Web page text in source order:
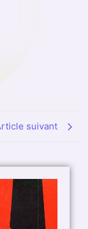
suivant